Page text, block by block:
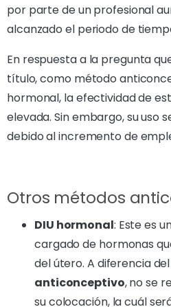
por parte de un profesional
alcanzado el periodo de
En respuesta a la pregunta
título, como método
hormonal, la efectividad de
elevada. Sin embargo, su uso
debido al incremento de
Otros métodos
DIU hormonal: Este es
cargado de hormonas
del útero. A diferencia del
anticonceptivo, no se
su colocación, la cuál